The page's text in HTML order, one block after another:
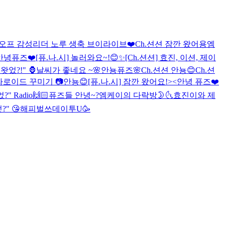
프 감성리더 노루 생축 브이라이브❤️Ch.션션 잠깐 왔어용엠
녕퓨즈❤️[퓨.나.시] 놀러와요~!😊✨[Ch.션션] 효진, 이션, 제이
었?!" 🦍날씨가 좋네요 ~🌸안뇽퓨즈🌸Ch.션션 안뇽😊Ch.션
이드 꾸미기 📷안뇽😊[퓨.나.시] 잠깐 왔어요!><안녕 퓨즈❤️
?" Radio🙌🏻퓨즈들 안녕~?엠케이의 다락방🌛🌜효진이와 제
?" 😘해피벌쓰데이투U🥳